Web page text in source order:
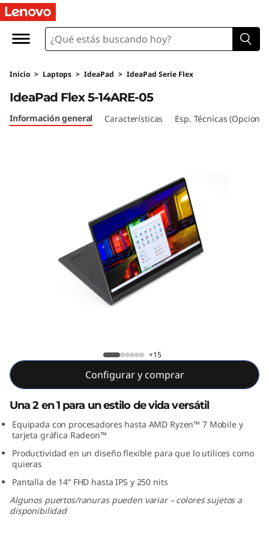
I
e
a
P
4
,
A
M
D
Inicio > Laptops > IdeaPad > IdeaPad Serie Flex
IdeaPad Flex 5-14ARE-05
IdeaPad Flex 5-14ARE-05
Información general Características Esp. Técnicas
+15
Configurar y comprar
Una 2 en 1 para un estilo de vida versátil
Equipada con procesadores hasta AMD Ryzen™ 7 Mobile y
tarjeta gráfica Radeon™
Productividad en un diseño flexible para que lo utilices como
quieras
Pantalla de 14” FHD hasta IPS y 250 nits
Algunos puertos/ranuras pueden variar – colores sujetos a
disponibilidad